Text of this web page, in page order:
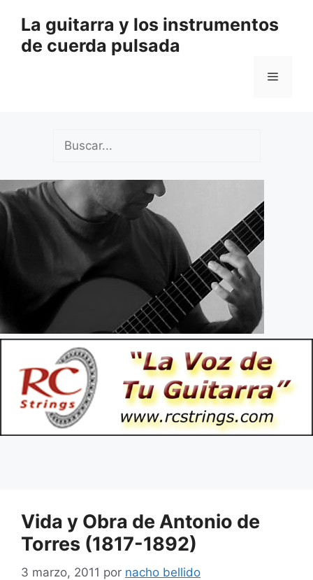
contenido
La guitarra y los instrumentos
de cuerda pulsada
Menú
Vida y Obra de Antonio de
Torres (1817-1892)
3 marzo, 2011 por nacho bellido